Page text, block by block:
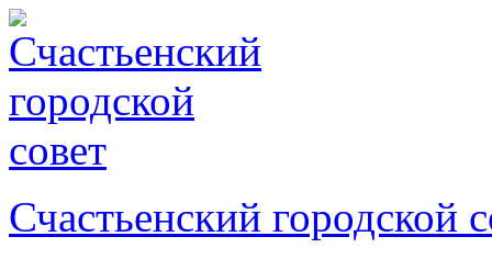
Счастьенский городской